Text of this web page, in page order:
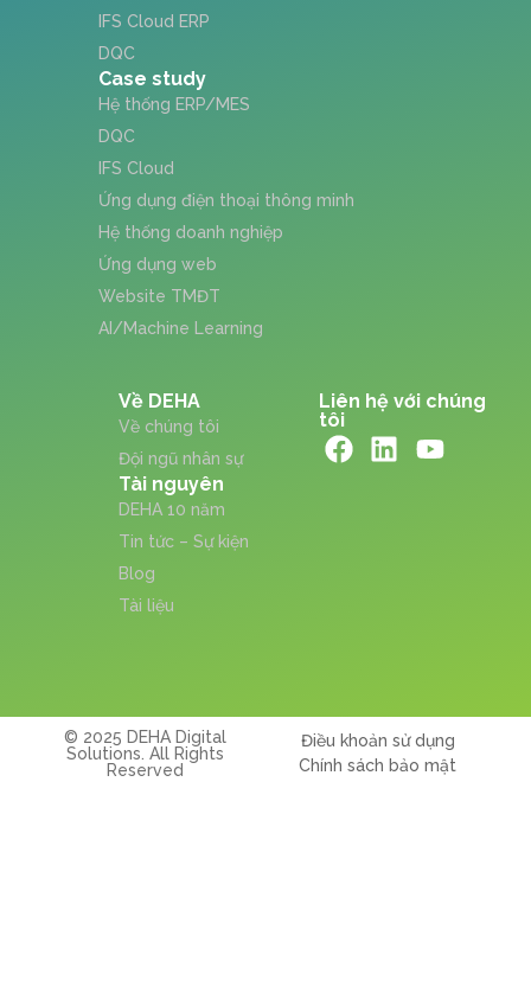
IFS Cloud ERP
DQC
Case study
Hệ thống ERP/MES
DQC
IFS Cloud
Ứng dụng điện thoại thông minh
Hệ thống doanh nghiệp
Ứng dụng web
Website TMĐT
AI/Machine Learning
Về DEHA
Về chúng tôi
Đội ngũ nhân sự
Tài nguyên
DEHA 10 năm
Tin tức – Sự kiện
Blog
Tài liệu
Liên hệ với chúng
tôi
© 2025 DEHA Digital
Solutions. All Rights
Reserved
Điều khoản sử dụng
Chính sách bảo mật